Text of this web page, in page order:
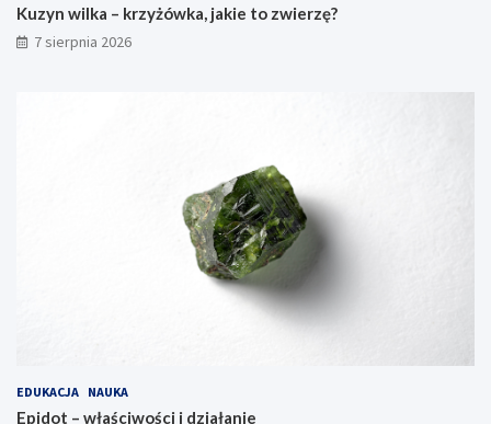
Kuzyn wilka – krzyżówka, jakie to zwierzę?
7 sierpnia 2026
EDUKACJA NAUKA
Epidot – właściwości i działanie